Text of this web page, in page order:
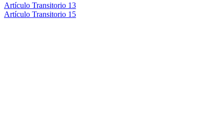
Artículo Transitorio 13
Artículo Transitorio 15